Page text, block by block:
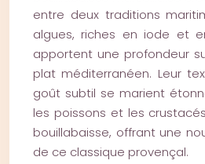
entre deux traditions
algues, riches en iode et
apportent une profondeur
plat méditerranéen. Leur
goût subtil se marient
les poissons et les
bouillabaisse, offrant une
de ce classique provençal.